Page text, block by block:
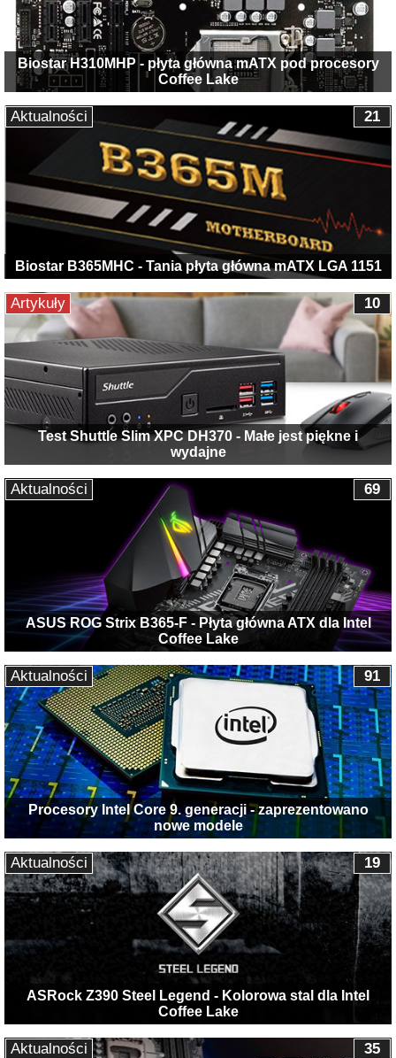
Biostar H310MHP - płyta główna mATX pod procesory
Coffee Lake
Biostar B365MHC - Tania płyta główna mATX LGA 1151
21
Aktualności
Test Shuttle Slim XPC DH370 - Małe jest piękne i
wydajne
10
Artykuły
ASUS ROG Strix B365-F - Płyta główna ATX dla Intel
Coffee Lake
69
Aktualności
Procesory Intel Core 9. generacji - zaprezentowano
nowe modele
91
Aktualności
ASRock Z390 Steel Legend - Kolorowa stal dla Intel
Coffee Lake
19
Aktualności
35
Aktualności